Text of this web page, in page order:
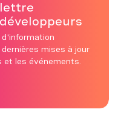
mises à jour
et les événements.